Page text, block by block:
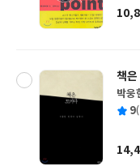
사
가
책은
글
쓴
박웅
출
사
평 9
가